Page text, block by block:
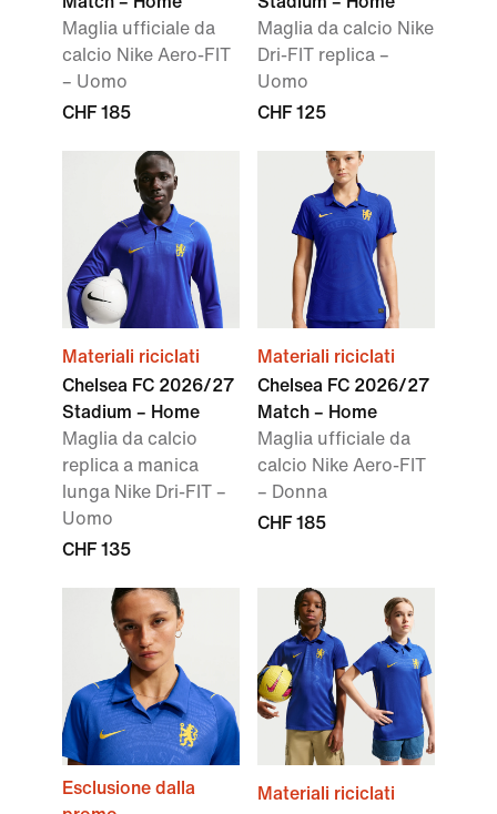
Maglia ufficiale da
calcio Nike Aero-FIT
– Uomo
CHF 185
Maglia da calcio Nike
Dri-FIT replica –
Uomo
CHF 125
Materiali riciclati
Chelsea FC 2026/27
Stadium – Home
Maglia da calcio
replica a manica
lunga Nike Dri-FIT –
Uomo
CHF 135
Materiali riciclati
Chelsea FC 2026/27
Match – Home
Maglia ufficiale da
calcio Nike Aero-FIT
– Donna
CHF 185
Esclusione dalla
Materiali riciclati